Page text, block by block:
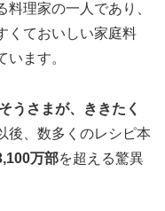
理家の一人であり、
くておいしい家庭料
ます。
うさまが、ききたく
後、数多くのレシピ本
万部を超える驚異